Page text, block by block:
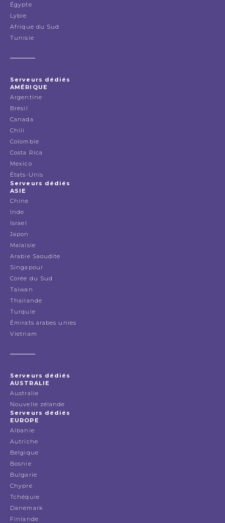
Égypte
Lybie
Afrique du Sud
Tunisie
Serveurs dédiés
AMÉRIQUE
Argentine
Brésil
Canada
Chili
Colombie
Costa Rica
Mexico
États-Unis
Serveurs dédiés
ASIE
Chine
Inde
Israel
Japon
Malaisie
Arabie Saoudite
Singapour
Corée du Sud
Taiwan
Thailande
Turquie
Émirats arabes unies
Vietnam
Serveurs dédiés
AUSTRALIE
Australie
Nouvelle zélande
Serveurs dédiés
EUROPE
Albanie
Autriche
Belgique
Bosnie
Bulgarie
Chypre
Tchéquie
Danemark
Finlande